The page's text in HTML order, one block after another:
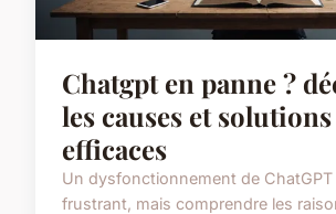
Chatgpt en panne ?
les causes et solutions
efficaces
Un dysfonctionnement de
frustrant, mais comprendre les